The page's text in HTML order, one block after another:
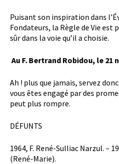
Puisant son inspiration dans
Fondateurs, la Règle de Vie est
sûr dans la voie qu’il a choisie.
Au F. Bertrand Robidou, le 21
Ah ! plus que jamais, servez
vous êtes engagé par des
peut plus rompre.
DÉFUNTS
1964, F. René-Sulliac Narzul. –
(René-Marie).